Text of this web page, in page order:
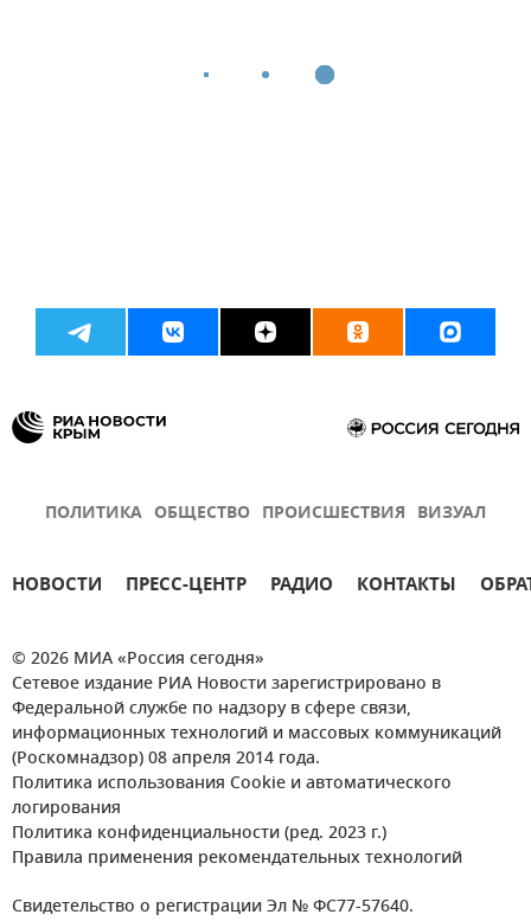
ПОЛИТИКА ОБЩЕСТВО ПРОИСШЕСТВИЯ ВИЗУАЛ
НОВОСТИ ПРЕСС-ЦЕНТР РАДИО КОНТАКТЫ
© 2026 МИА «Россия сегодня»
Сетевое издание РИА Новости зарегистрировано в
Федеральной службе по надзору в сфере связи,
информационных технологий и массовых коммуникаций
(Роскомнадзор) 08 апреля 2014 года.
Политика использования Cookie и автоматического
логирования
Политика конфиденциальности (ред. 2023 г.)
Правила применения рекомендательных технологий
Свидетельство о регистрации Эл № ФС77-57640.